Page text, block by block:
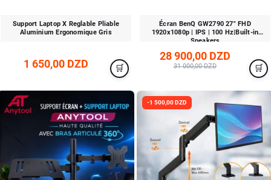
Support Laptop X Reglable Pliable
Aluminium Ergonomique Gris
1 650,00 DZD
Écran BenQ GW2790 27" FHD
1920x1080p | IPS | 100 Hz|Built-in
Speakers
28 900,00 DZD
31 000,00 DZD
-1 500,00 DZD